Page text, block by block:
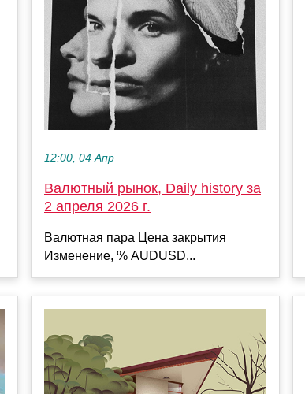
12:00, 04 Апр
Валютный рынок, Daily history за
2 апреля 2026 г.
Валютная пара Цена закрытия
Изменение, % AUDUSD...